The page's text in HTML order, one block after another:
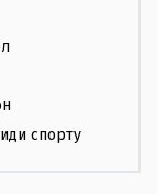
спорту